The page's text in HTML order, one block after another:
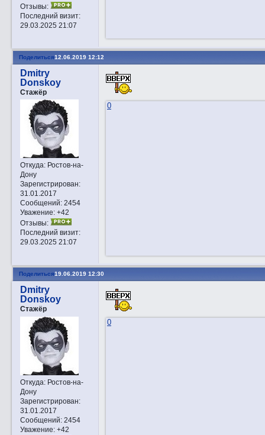
Отзывы:
Последний визит:
29.03.2025 21:07
Поделиться12.06.2019 12:12
Dmitry
Donskoy
Стажёр
Откуда:Ростов-на-
Дону
Зарегистрирован:
31.01.2017
Сообщений:2454
Уважение: +42
Отзывы:
Последний визит:
29.03.2025 21:07
0
Поделиться19.06.2019 12:30
Dmitry
Donskoy
Стажёр
Откуда:Ростов-на-
Дону
Зарегистрирован:
31.01.2017
Сообщений:2454
Уважение: +42
0